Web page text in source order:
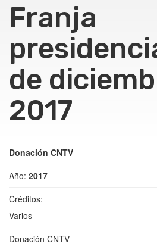
Franja
de
2017
Donación CNTV
Año: 2017
Créditos:
Varios
Donación CNTV